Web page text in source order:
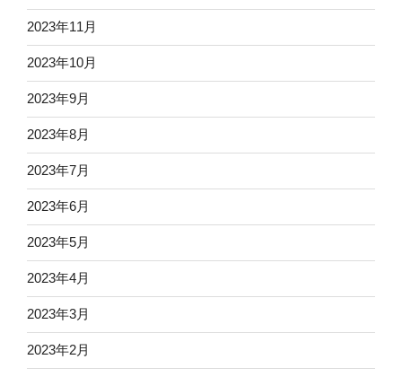
2023年11月
2023年10月
2023年9月
2023年8月
2023年7月
2023年6月
2023年5月
2023年4月
2023年3月
2023年2月